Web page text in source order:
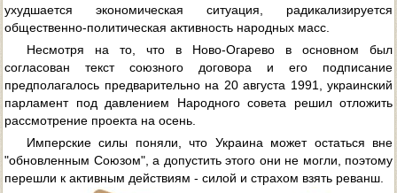
ухудшается экономическая ситуация, радикализируется
общественно-политическая активность народных масс.
Несмотря на то, что в Ново-Огарево в основном был
согласован текст союзного договора и его подписание
предполагалось предварительно на 20 августа 1991, украинский
парламент под давлением Народного совета решил отложить
рассмотрение проекта на осень.
Имперские силы поняли, что Украина может остаться вне
"обновленным Союзом", а допустить этого они не могли, поэтому
перешли к активным действиям - силой и страхом взять реванш.